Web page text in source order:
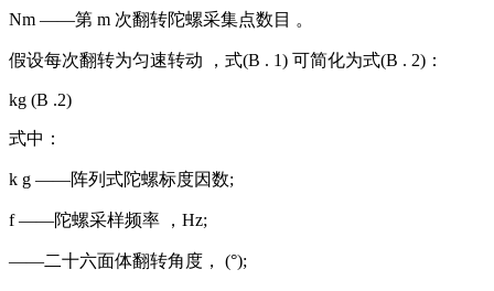
Nm ——第 m 次翻转陀螺采集点数目 。
假设每次翻转为匀速转动 ，式(B . 1) 可简化为式(B . 2)：
kg (B .2)
式中：
k g ——阵列式陀螺标度因数;
f ——陀螺采样频率 ，Hz;
——二十六面体翻转角度， (°);